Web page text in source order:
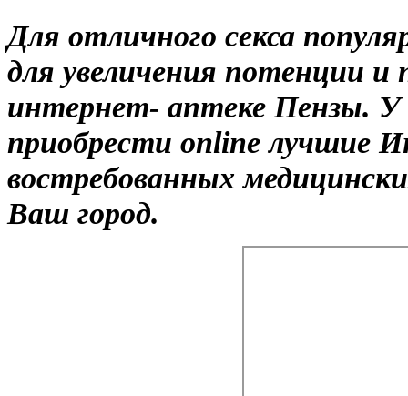
Для отличного секса
для увеличения потенции и
интернет- аптеке Пензы.
приобрести online лучшие
востребованных
Ваш город.